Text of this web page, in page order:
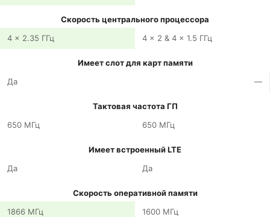
Скорость центрального процессора
4 x 2.35 ГГц
4 x 2 & 4 x 1.5 ГГц
Имеет слот для карт памяти
Да
—
Тактовая частота ГП
650 МГц
650 МГц
Имеет встроенный LTE
Да
Да
Скорость оперативной памяти
1866 МГц
1600 МГц